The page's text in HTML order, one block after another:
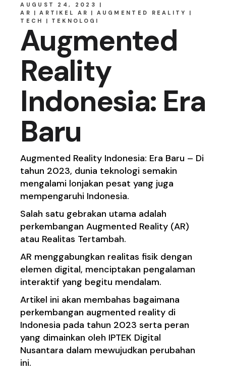
AUGUST 24, 2023
AR
ARTIKEL AR
AUGMENTED REALITY
TECH
TEKNOLOGI
Augmented
Reality
Indonesia: Era
Baru
Augmented Reality Indonesia: Era Baru – Di
tahun 2023, dunia teknologi semakin
mengalami lonjakan pesat yang juga
mempengaruhi Indonesia.
Salah satu gebrakan utama adalah
perkembangan Augmented Reality (AR)
atau Realitas Tertambah.
AR menggabungkan realitas fisik dengan
elemen digital, menciptakan pengalaman
interaktif yang begitu mendalam.
Artikel ini akan membahas bagaimana
perkembangan augmented reality di
Indonesia pada tahun 2023 serta peran
yang dimainkan oleh IPTEK Digital
Nusantara dalam mewujudkan perubahan
ini.